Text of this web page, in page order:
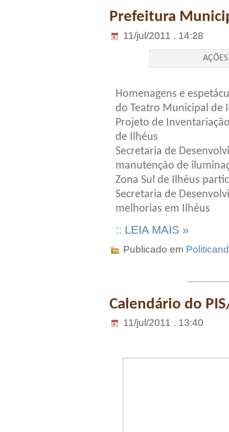
Prefeitura
11/jul/2011 . 14:28
Homenagens e
do Teatro Municipal de
Projeto de
de Ilhéus
Secretaria de
manutenção de
Zona Sul de Ilhéus
Secretaria de
melhorias em Ilhéus
:: LEIA MAIS »
Publicado em
Calendário do
11/jul/2011 . 13:40